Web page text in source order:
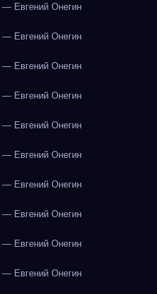
Евгений Онегин
Евгений Онегин
Евгений Онегин
Евгений Онегин
Евгений Онегин
Евгений Онегин
Евгений Онегин
Евгений Онегин
Евгений Онегин
Евгений Онегин